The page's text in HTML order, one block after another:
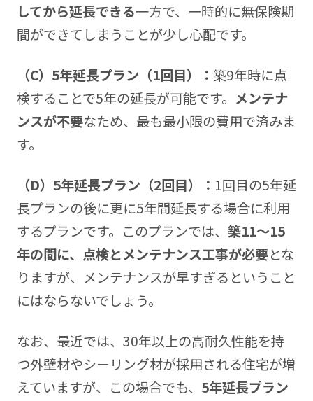
してから延長できる一方で、一時的に無保険期
間ができてしまうことが少し心配です。
（C）5年延長プラン（1回目）： 築9年時に点
検することで5年の延長が可能です。 メンテナ
ンスが不要なため、最も最小限の費用で済みま
す。
（D）5年延長プラン（2回目）： 1回目の5年延
長プランの後に更に5年間延長する場合に利用
するプランです。このプランでは、 築11〜15
年の間に、点検とメンテナンス工事が必要とな
りますが、メンテナンスが早すぎるということ
にはならないでしょう。
なお、最近では、30年以上の高耐久性能を持
つ外壁材やシーリング材が採用される住宅が増
えていますが、この場合でも、 5年延長プラン